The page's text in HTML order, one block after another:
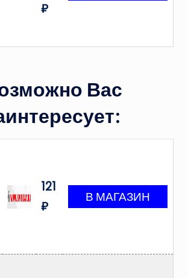
₽
Вас
121
₽